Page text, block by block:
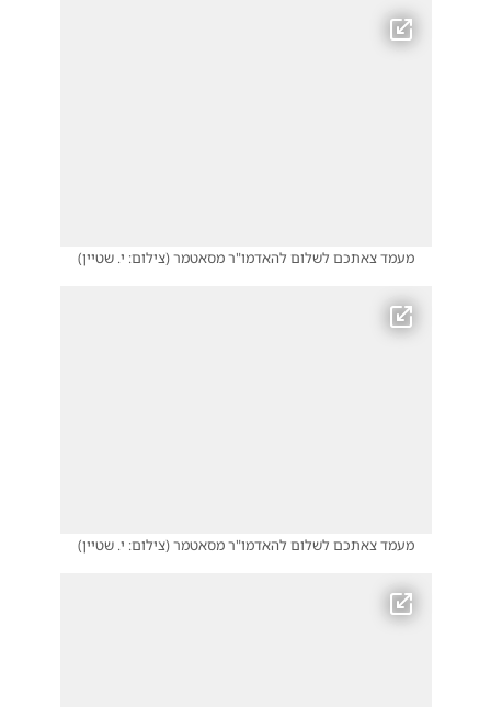
מעמד צאתכם לשלום להאדמו"ר מסאטמר(צילום: י. שטיין)
מעמד צאתכם לשלום להאדמו"ר מסאטמר(צילום: י. שטיין)